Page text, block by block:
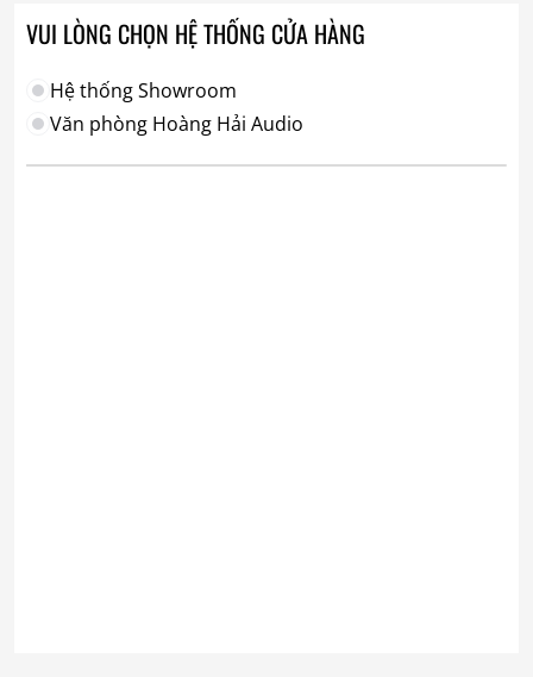
VUI LÒNG CHỌN HỆ THỐNG CỬA HÀNG
Hệ thống Showroom
Văn phòng Hoàng Hải Audio